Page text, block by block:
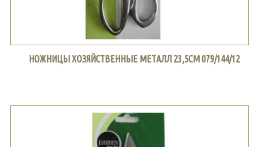
НОЖНИЦЫ ХОЗЯЙСТВЕННЫЕ МЕТАЛЛ 23,5СМ 079/144/12